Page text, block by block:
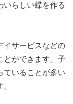
いらしい蝶を作る
イサービスなどの
とができます。子
ていることが多い